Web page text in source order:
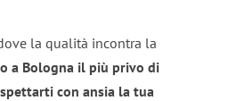
la qualità incontra la
a Bologna il più privo di
con ansia la tua